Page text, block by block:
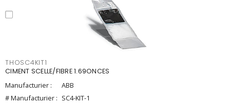
THOSC4KIT1
CIMENT SCELLE/FIBRE 1.69ONCES
Manufacturier :
ABB
# Manufacturier : SC4-KIT-1